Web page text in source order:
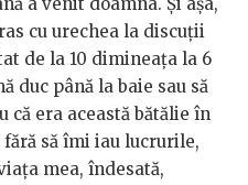
a venit doamna. Și așa,
cu urechea la discuții
de la 10 dimineața la 6
duc până la baie sau să
că era această bătălie în
să îmi iau lucrurile,
mea, îndesată,